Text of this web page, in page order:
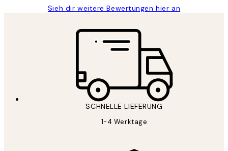
Sieh dir weitere Bewertungen hier an
SCHNELLE LIEFERUNG
1-4 Werktage